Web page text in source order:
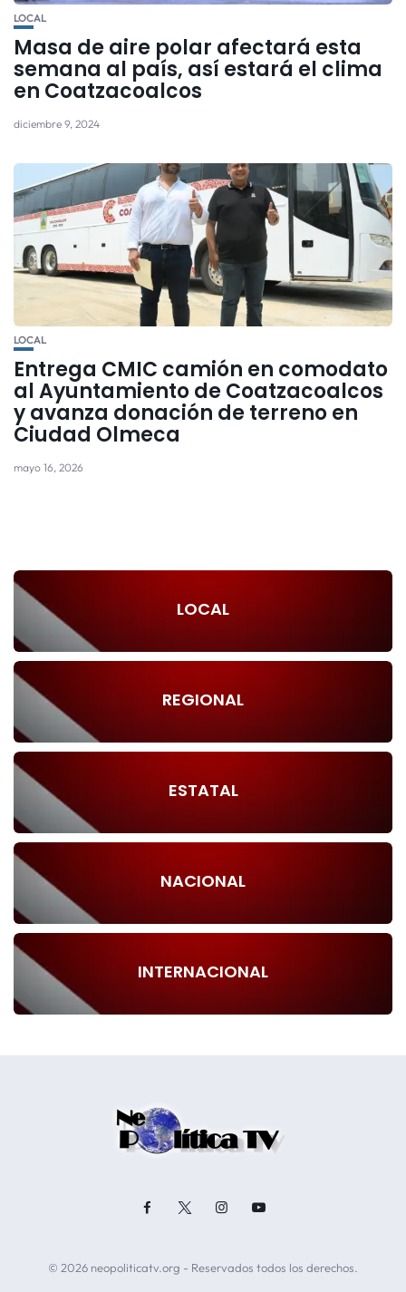
LOCAL
Masa de aire polar afectará esta
semana al país, así estará el clima
en Coatzacoalcos
diciembre 9, 2024
LOCAL
Entrega CMIC camión en comodato
al Ayuntamiento de Coatzacoalcos
y avanza donación de terreno en
Ciudad Olmeca
mayo 16, 2026
LOCAL
REGIONAL
ESTATAL
NACIONAL
INTERNACIONAL
© 2026 neopoliticatv.org - Reservados todos los derechos.